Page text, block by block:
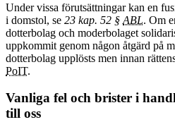
Under vissa förutsättningar kan en
i domstol, se 23 kap. 52 § ABL. Om
dotterbolag och moderbolaget
uppkommit genom någon åtgärd på
dotterbolag upplösts men innan
PoIT.
Vanliga fel och brister i
till oss